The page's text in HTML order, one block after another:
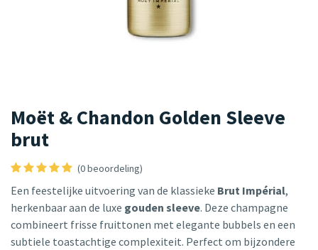
Moët & Chandon Golden Sleeve
brut
(0 beoordeling)
Een feestelijke uitvoering van de klassieke Brut Impérial,
herkenbaar aan de luxe gouden sleeve. Deze champagne
combineert frisse fruittonen met elegante bubbels en een
subtiele toastachtige complexiteit. Perfect om bijzondere